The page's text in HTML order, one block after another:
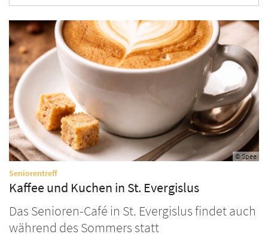
© Spee
Seniorentreff:
Kaffee und Kuchen in St. Evergislus
Das Senioren-Café in St. Evergislus findet auch
während des Sommers statt